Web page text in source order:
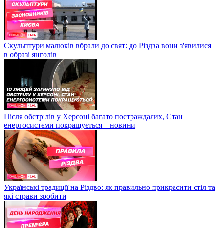
Скульптури малюків вбрали до свят: до Різдва вони з'явилися
в образі янголів
Після обстрілів у Херсоні багато постраждалих, Стан
енергосистеми покращується – новини
Українські традиції на Різдво: як правильно прикрасити стіл та
які страви зробити